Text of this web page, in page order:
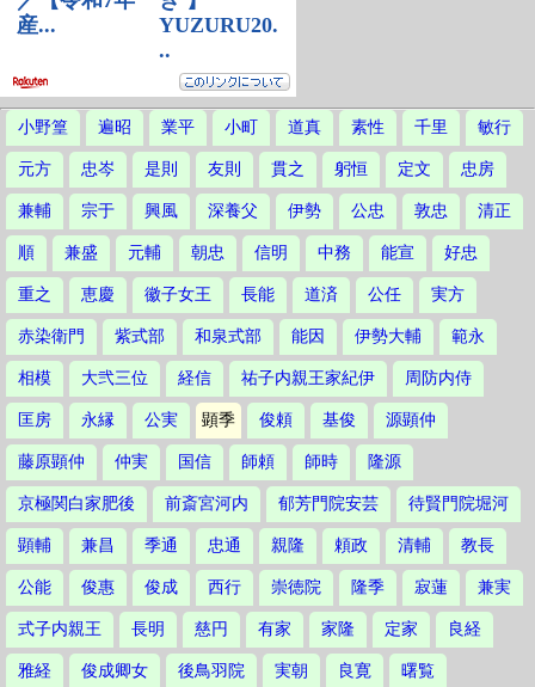
小野篁 遍昭 業平 小町 道真 素性 千里 敏行
元方 忠岑 是則 友則 貫之 躬恒 定文 忠房
兼輔 宗于 興風 深養父 伊勢 公忠 敦忠 清正
順 兼盛 元輔 朝忠 信明 中務 能宣 好忠
重之 恵慶 徽子女王 長能 道済 公任 実方
赤染衛門 紫式部 和泉式部 能因 伊勢大輔 範永
相模 大弐三位 経信 祐子内親王家紀伊 周防内侍
匡房 永縁 公実 顕季 俊頼 基俊 源顕仲
藤原顕仲 仲実 国信 師頼 師時 隆源
京極関白家肥後 前斎宮河内 郁芳門院安芸 待賢門院堀河
顕輔 兼昌 季通 忠通 親隆 頼政 清輔 教長
公能 俊惠 俊成 西行 崇徳院 隆季 寂蓮 兼実
式子内親王 長明 慈円 有家 家隆 定家 良経
雅経 俊成卿女 後鳥羽院 実朝 良寛 曙覧